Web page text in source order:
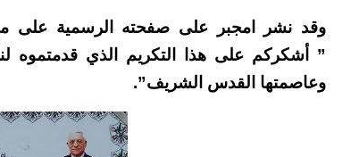
وقد نشر امجبر على صفحته الرسمية على
”
أشكركم على هذا التكريم الذي قدمتموه
وعاصمتها القدس الشريف”.